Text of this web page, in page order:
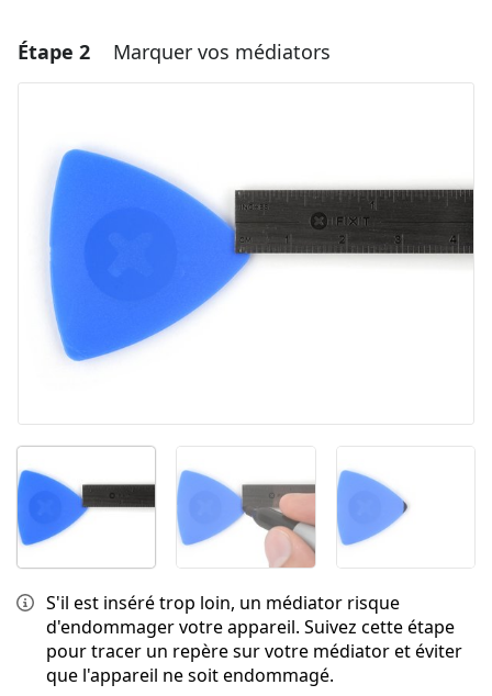
Ajouter un commentaire
Annuler Publier un commentaire
Étape 2 Marquer vos médiators
S'il est inséré trop loin, un médiator risque
d'endommager votre appareil. Suivez cette étape
pour tracer un repère sur votre médiator et éviter
que l'appareil ne soit endommagé.